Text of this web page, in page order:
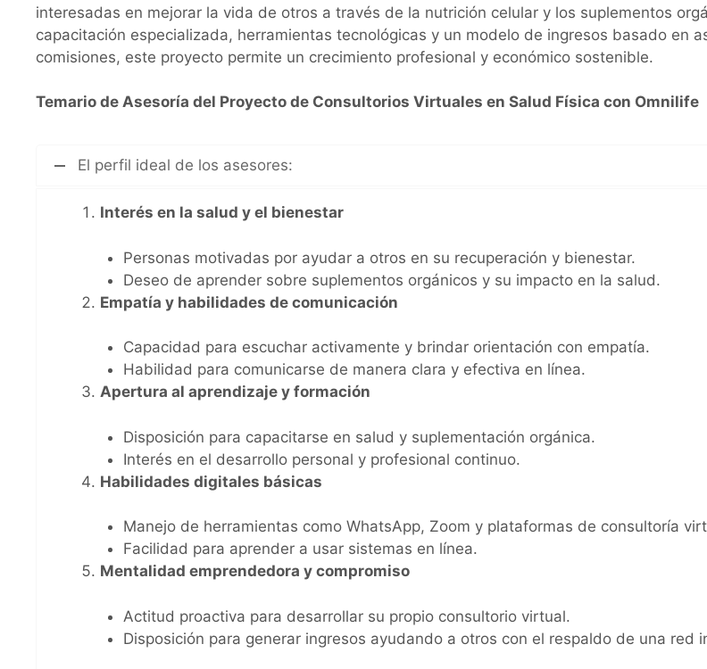
interesadas en mejorar la vida de otros a través de la nutrición celular y los suplementos
capacitación especializada, herramientas tecnológicas y un modelo de ingresos basado en
comisiones, este proyecto permite un crecimiento profesional y económico sostenible.
Temario de Asesoría del Proyecto de Consultorios Virtuales en Salud Física con Omnilife
El perfil ideal de los asesores:
Interés en la salud y el bienestar
Personas motivadas por ayudar a otros en su recuperación y bienestar.
Deseo de aprender sobre suplementos orgánicos y su impacto en la salud.
Empatía y habilidades de comunicación
Capacidad para escuchar activamente y brindar orientación con empatía.
Habilidad para comunicarse de manera clara y efectiva en línea.
Apertura al aprendizaje y formación
Disposición para capacitarse en salud y suplementación orgánica.
Interés en el desarrollo personal y profesional continuo.
Habilidades digitales básicas
Manejo de herramientas como WhatsApp, Zoom y plataformas de consultoría
Facilidad para aprender a usar sistemas en línea.
Mentalidad emprendedora y compromiso
Actitud proactiva para desarrollar su propio consultorio virtual.
Disposición para generar ingresos ayudando a otros con el respaldo de una red